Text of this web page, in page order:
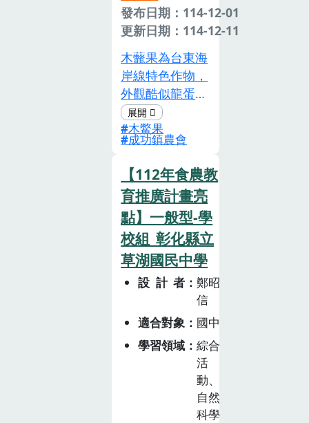
並提出國小、國
中、高中不同學
習階段的課程示
例，期望提供教
師教學的參考，
共同推動食農教
育- 成就每個孩
子的美好生活實
踐。
險之旅吧！
https://www.youtube.com/
新北市政府教育
局 #均衡飲食#
彩虹蔬果 #健康
飲食從小做起 #
營養教育動畫
發布日期：114-12-01
更新日期：114-12-11
木虌果為台東海
岸線特色作物，
外觀酷似龍蛋，
成熟果實的內層
紅色假種皮含有
豐富的營養素，
包含茄紅素、維
生素B5、膳食纖
維、礦物質，以
及β-胡蘿蔔。因
為營養密度驚
人，也被喻為
「天堂來的果
實」。從種植故
事、作物介紹、
延伸料理等方
面，學員能夠全
木鱉果
成功鎮農會
【112年食農教
育推廣計畫亮
點】一般型-學
校組_彰化縣立
草湖國民中學
設計者
鄭昭
信
適合對象
國中
學習領域
綜合
活
動、
自然
科學